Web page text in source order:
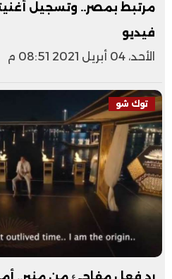
مرتبط بمصر.. وتسجيل
فيديو
الأحد، 04 أبريل 2021 08:51 م
توك شو